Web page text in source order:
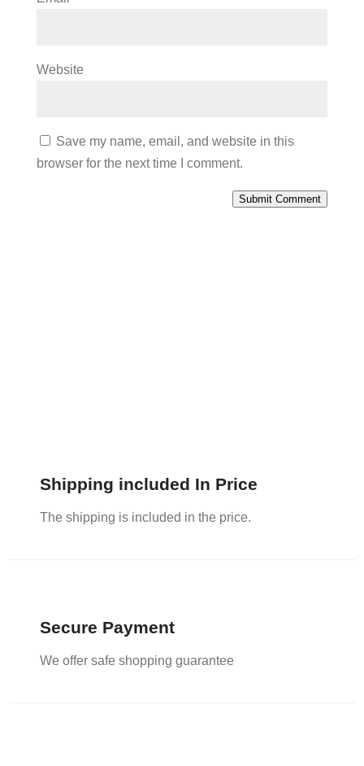
Website
Save my name, email, and website in this
browser for the next time I comment.
Submit Comment
Shipping included In Price
The shipping is included in the price.
Secure Payment
We offer safe shopping guarantee